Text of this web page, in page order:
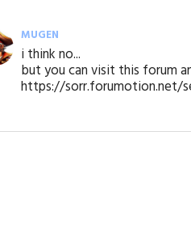
MUGEN
i think no...
but you can visit this forum
https://sorr.forumotion.net/